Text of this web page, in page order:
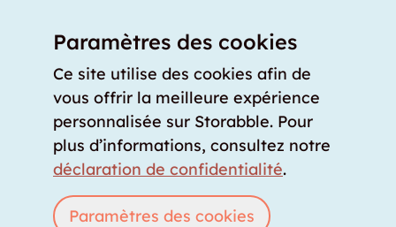
Faites attention aux possibilités d'accès :
souhaitez entreposer de grands meubles, l'accès
doit être suffisamment large. Faites attention aux
dimensions exactes des ascenseurs, des cages
d'escalier, des portes et des couloirs pour pouvoir
également entreposer vos objets encombrants
dans le garde-meuble.
Mesures de sécurité :les mesures de protection
Paramètres des cookies
Ce site utilise des cookies afin de
vous offrir la meilleure expérience
personnalisée sur Storabble. Pour
plus d’informations, consultez notre
déclaration de confidentialité.
Paramètres des cookies